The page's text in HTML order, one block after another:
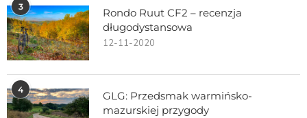
3
Rondo Ruut CF2 – recenzja
długodystansowa
12-11-2020
4
GLG: Przedsmak warmińsko-
mazurskiej przygody